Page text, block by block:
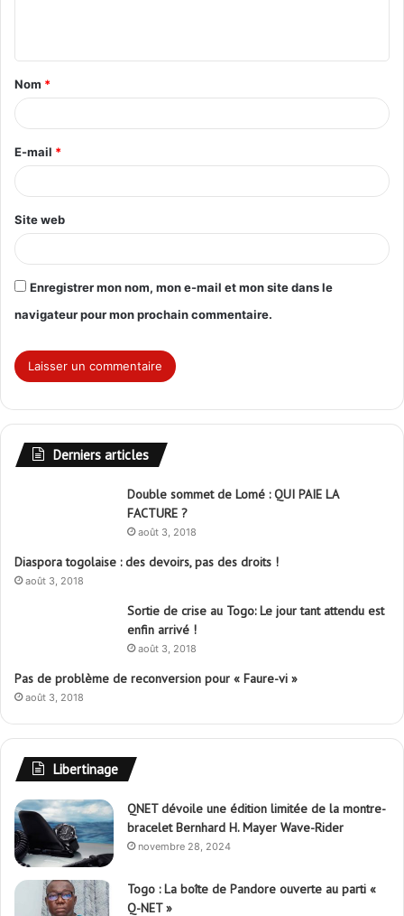
t
a
e
*
Nom *
E-mail *
Site web
Enregistrer mon nom, mon e-mail et mon site dans le
navigateur pour mon prochain commentaire.
Derniers articles
Double sommet de Lomé : QUI PAIE LA
FACTURE ?
août 3, 2018
Diaspora togolaise : des devoirs, pas des droits !
août 3, 2018
Sortie de crise au Togo: Le jour tant attendu est
enfin arrivé !
août 3, 2018
Pas de problème de reconversion pour « Faure-vi »
août 3, 2018
Libertinage
QNET dévoile une édition limitée de la montre-
bracelet Bernhard H. Mayer Wave-Rider
novembre 28, 2024
Togo : La boîte de Pandore ouverte au parti «
Q-NET »